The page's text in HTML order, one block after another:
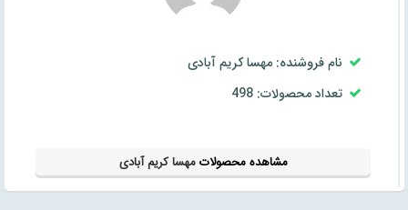
نام فروشنده: مهسا کریم آبادی
تعداد محصولات: 498
مشاهده محصولاتمهسا کریم آبادی